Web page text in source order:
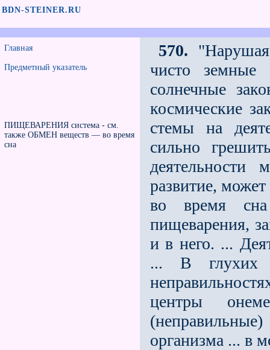
BDN-STEINER.RU
Главная
Предметный указатель
ПИЩЕВАРЕНИЯ система - см.
также ОБМЕН веществ — во время
сна
570.
чисто земные
солнечные
космические
стемы на
сильно
деятельности
развитие,
во время сна
пищеварения,
и в него. ...
... В глухих
центры
организма ... в